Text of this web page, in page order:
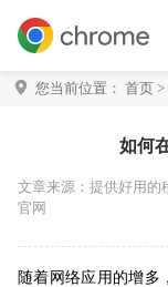
您当前位置： 首页 >
如何
文章来源： 提供好用的
官网
随着网络应用的增多